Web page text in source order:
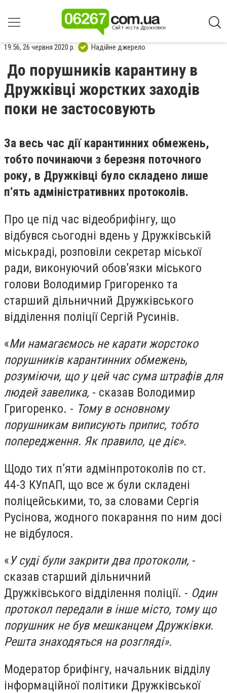
19:56, 26 червня 2020 р. Надійне джерело
До порушників карантину в
Дружківці жорстких заходів
поки не застосовують
За весь час дії карантинних обмежень,
тобто починаючи з березня поточного
року, в Дружківці було складено лише
п‘ять адміністративних протоколів.
Про це під час відеобрифінгу, що
відбувся сьогодні вдень у Дружківській
міськраді, розповіли секретар міської
ради, виконуючий обов’язки міського
голови Володимир Григоренко та
старший дільничний Дружківського
відділення поліції Сергій Русинів.
«Ми намагаємось не карати жорстоко
порушників карантинних обмежень,
розуміючи, що у цей час сума штрафів для
людей завелика, - сказав Володимир
Григоренко. - Тому в основному
порушникам виписують припис, тобто
попередження. Як правило, це діє».
Щодо тих п’яти адмінпротоколів по ст.
44-3 КУпАП, що все ж були складені
поліцейськими, то, за словами Сергія
Русінова, жодного покарання по ним досі
не відбулося.
«У суді були закрити два протоколи, -
сказав старший дільничний
Дружківського відділення поліції. - Один
протокол передали в інше місто, тому що
порушник не був мешканцем Дружківки.
Решта знаходяться на розгляді».
Модератор брифінгу, начальник відділу
інформаційної політики Дружківської